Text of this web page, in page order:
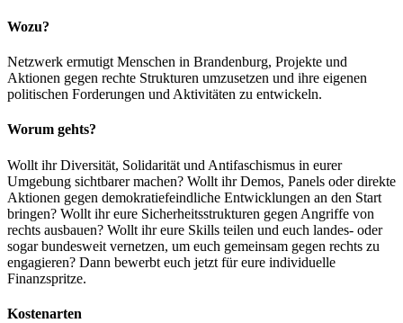
Wozu?
Netzwerk ermutigt Menschen in Brandenburg, Projekte und
Aktionen gegen rechte Strukturen umzusetzen und ihre eigenen
politischen Forderungen und Aktivitäten zu entwickeln.
Worum gehts?
Wollt ihr Diversität, Solidarität und Antifaschismus in eurer
Umgebung sichtbarer machen? Wollt ihr Demos, Panels oder direkte
Aktionen gegen demokratiefeindliche Entwicklungen an den Start
bringen? Wollt ihr eure Sicherheitsstrukturen gegen Angriffe von
rechts ausbauen? Wollt ihr eure Skills teilen und euch landes- oder
sogar bundesweit vernetzen, um euch gemeinsam gegen rechts zu
engagieren? Dann bewerbt euch jetzt für eure individuelle
Finanzspritze.
Kostenarten